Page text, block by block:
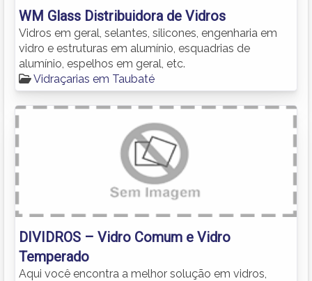
WM Glass Distribuidora de Vidros
Vidros em geral, selantes, silicones, engenharia em
vidro e estruturas em alumínio, esquadrias de
alumínio, espelhos em geral, etc.
Vidraçarias em Taubaté
DIVIDROS – Vidro Comum e Vidro
Temperado
Aqui você encontra a melhor solução em vidros,